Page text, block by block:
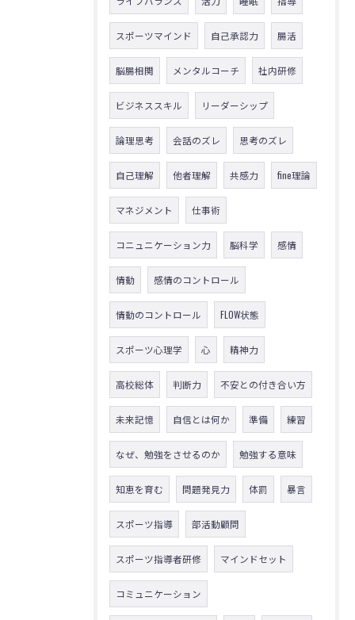
スポーツマインド 自己承認力 腸活
脳腸相関 メンタルコーチ 社内研修
ビジネススキル リーダーシップ
論理思考 会話のズレ 思考のズレ
自己理解 他者理解 共感力 fine理論
マネジメント 仕事術
コニュニケーション力 脳科学 感情
情動 感情のコントロール
情動のコントロール FLOW状態
スポーツ心理学 心 精神力
高校総体 判断力 不安との付き合い方
未来記憶 自信とは何か 準備 練習
なぜ、勉強をさせるのか 勉強する意味
知恵を育む 問題発見力 体罰 暴言
スポーツ指導 部活動顧問
スポーツ指導者研修 マインドセット
コミュニケーション